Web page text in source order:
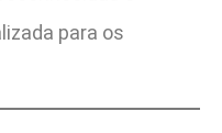
para os